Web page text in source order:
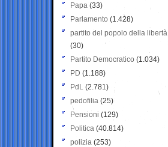
Papa (33)
Parlamento (1.428)
partito del popolo della libertà
(30)
Partito Democratico (1.034)
PD (1.188)
PdL (2.781)
pedofilia (25)
Pensioni (129)
Politica (40.814)
polizia (253)